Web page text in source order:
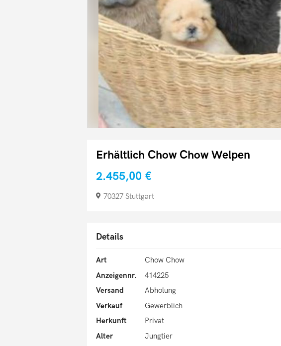
Erhältlich Chow Chow Welpen
2.455,00 €
70327 Stuttgart
Details
Art
Chow Chow
Anzeigennr.
414225
Versand
Abholung
Verkauf
Gewerblich
Herkunft
Privat
Alter
Jungtier